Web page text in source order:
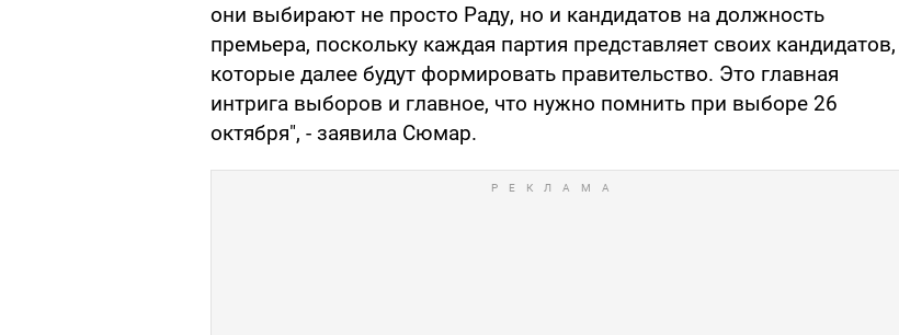
они выбирают не просто Раду, но и кандидатов на должность
премьера, поскольку каждая партия представляет своих кандидатов,
которые далее будут формировать правительство. Это главная
интрига выборов и главное, что нужно помнить при выборе 26
октября", - заявила Сюмар.